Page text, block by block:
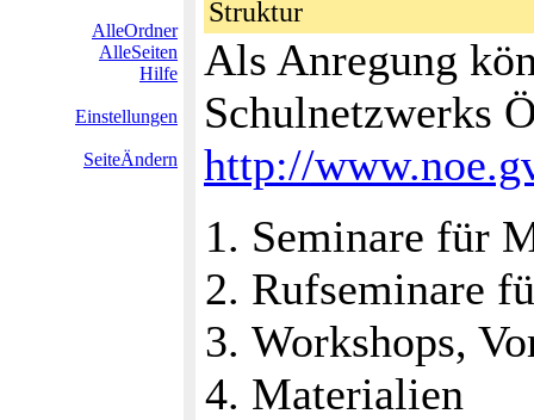
AlleOrdner
AlleSeiten
Hilfe
Einstellungen
SeiteÄndern
Struktur
Als Anregung
Schulnetzwerks
http://
Seminare für
Rufseminare
Workshops,
Materialien